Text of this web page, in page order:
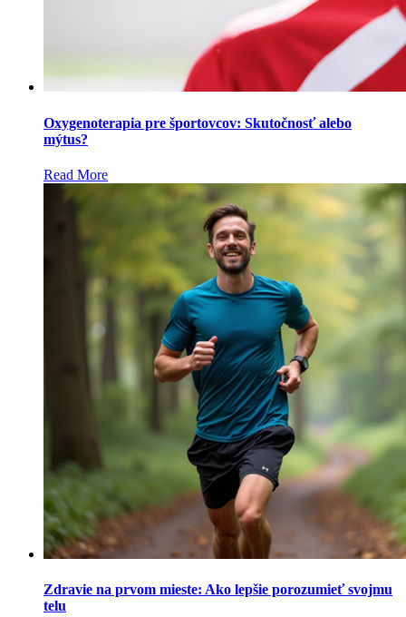
Oxygenoterapia pre športovcov: Skutočnosť alebo
mýtus?
Read More
Zdravie na prvom mieste: Ako lepšie porozumieť svojmu
telu